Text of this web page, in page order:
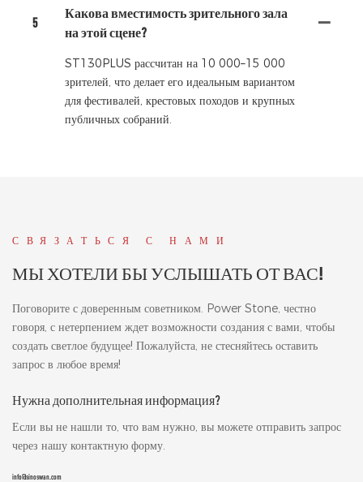
5
Какова вместимость зрительного зала
на этой сцене?
ST130PLUS рассчитан на 10 000–15 000
зрителей, что делает его идеальным вариантом
для фестивалей, крестовых походов и крупных
публичных собраний.
СВЯЗАТЬСЯ С НАМИ
МЫ ХОТЕЛИ БЫ УСЛЫШАТЬ ОТ ВАС!
Поговорите с доверенным советником. Power Stone, честно
говоря, с нетерпением ждет возможности создания с вами, чтобы
создать светлое будущее! Пожалуйста, не стесняйтесь оставить
запрос в любое время!
Нужна дополнительная информация?
Если вы не нашли то, что вам нужно, вы можете отправить запрос
через нашу контактную форму.
info@sinoswan.com